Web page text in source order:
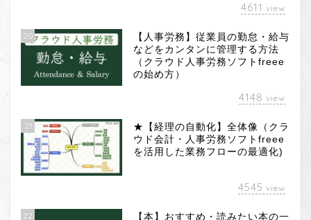
4611 view
20
【人事労務】従業員の勤怠・給与
などをカンタンに管理する方法
（クラウド人事労務ソフトfreee
の始め方）
4148 view
21
★【経理の自動化】全体像（クラ
ウド会計・人事労務ソフトfreee
を活用した業務フローの最適化)
4545 view
22
【本】おすすめ・読みたい本の一